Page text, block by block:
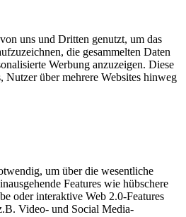
uns und Dritten genutzt, um das
die gesammelten Daten
Werbung anzuzeigen. Diese
Nutzer über mehrere Websites hinweg
um über die wesentliche
Features wie hübschere
oder interaktive Web 2.0-Features
Video- und Social Media-